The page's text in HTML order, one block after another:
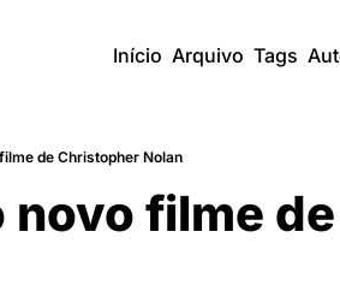
Início Arquivo Tags
de Christopher Nolan
novo filme